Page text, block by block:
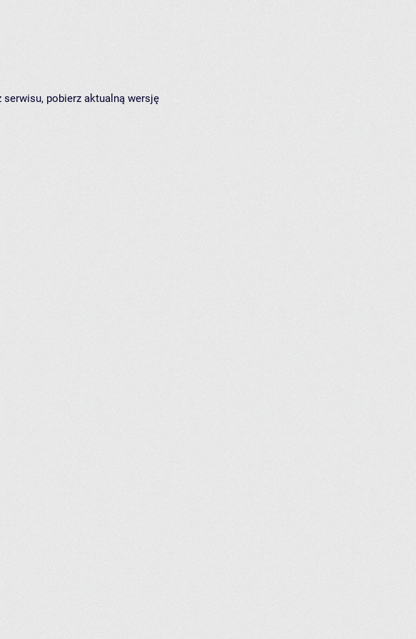
serwisu, pobierz aktualną wersję